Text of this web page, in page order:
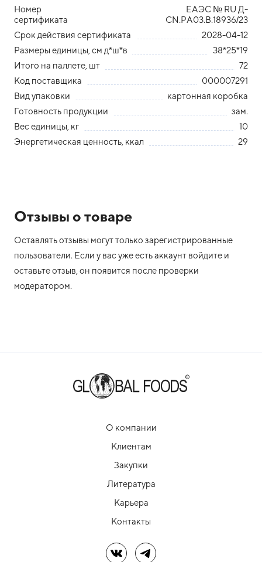
Номер
сертификата
ЕАЭС № RU Д-
СN.РА03.В.18936/23
Срок действия сертификата
2028-04-12
Размеры единицы, см д*ш*в
38*25*19
Итого на паллете, шт
72
Код поставщика
000007291
Вид упаковки
картонная коробка
Готовность продукции
зам.
Вес единицы, кг
10
Энергетическая ценность, ккал
29
Отзывы о товаре
Оставлять отзывы могут только зарегистрированные
пользователи. Если у вас уже есть аккаунт войдите и
оставьте отзыв, он появится после проверки
модератором.
О компании
Клиентам
Закупки
Литература
Карьера
Контакты
Мы в ВКМы в Telegram